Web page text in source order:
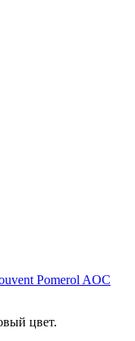
Pomerol AOC
цвет.